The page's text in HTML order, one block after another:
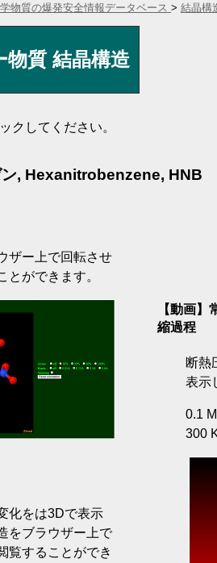
物質の爆発安全情報データベース > 結晶構
物質 結晶構造
クしてください。
ン, Hexanitrobenzene, HNB
ザー上で回転させ
とができます。
【動画
縮過程
断熱
表示
0.1
300
化をは3Dで表示
をブラウザー上で
覧することができ